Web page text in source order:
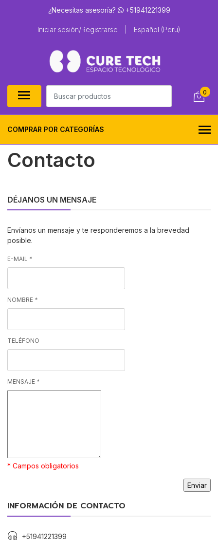
¿Necesitas asesoría? +51941221399
Iniciar sesión/Registrarse Español (Peru)
0
COMPRAR POR CATEGORÍAS
Contacto
DÉJANOS UN MENSAJE
Envíanos un mensaje y te responderemos a la brevedad
posible.
E-MAIL *
NOMBRE *
TELÉFONO
MENSAJE *
* Campos obligatorios
INFORMACIÓN DE CONTACTO
+51941221399